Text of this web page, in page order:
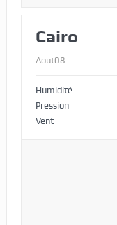
Cairo
Aout08
Humidité
Pression
Vent